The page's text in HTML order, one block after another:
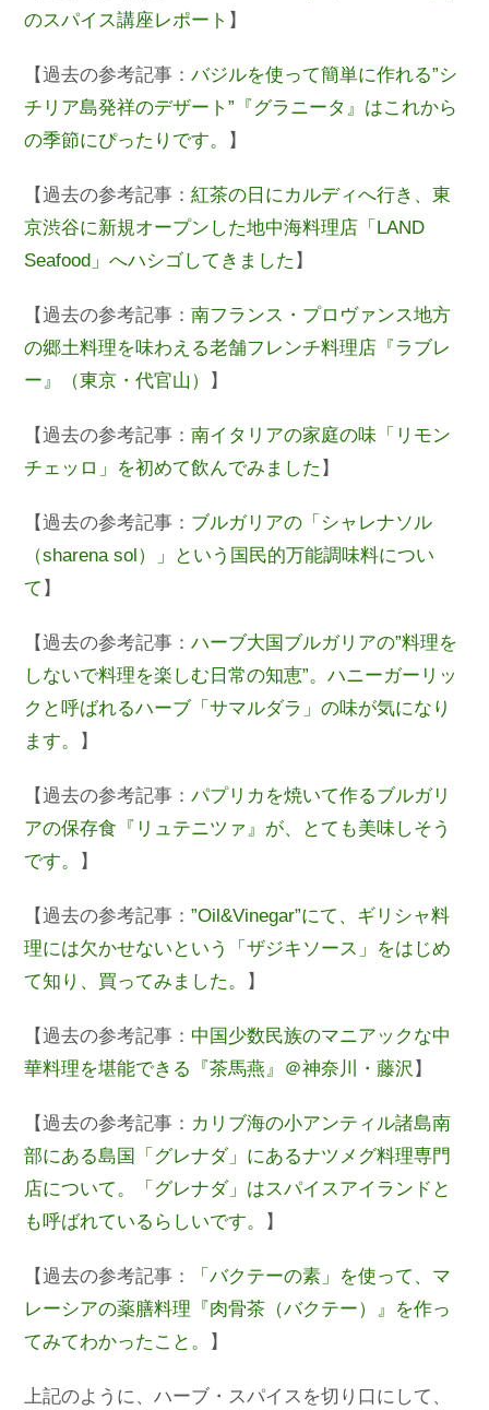
のスパイス講座レポート 】
【過去の参考記事：バジルを使って簡単に作れる”シ
チリア島発祥のデザート”『グラニータ』はこれから
の季節にぴったりです。
】
【過去の参考記事：紅茶の日にカルディへ行き、東
京渋谷に新規オープンした地中海料理店「LAND
Seafood」へハシゴしてきました 】
【過去の参考記事：南フランス・プロヴァンス地方
の郷土料理を味わえる老舗フレンチ料理店『ラブレ
ー』（東京・代官山）
】
【過去の参考記事：南イタリアの家庭の味「リモン
チェッロ」を初めて飲んでみました 】
【過去の参考記事： ブルガリアの「シャレナソル
（sharena sol）」という国民的万能調味料につい
て 】
【過去の参考記事：ハーブ大国ブルガリアの”料理を
しないで料理を楽しむ日常の知恵”。ハニーガーリッ
クと呼ばれるハーブ「サマルダラ」の味が気になり
ます。
】
【過去の参考記事：パプリカを焼いて作るブルガリ
アの保存食『リュテニツァ』が、とても美味しそう
です。
】
【過去の参考記事：”Oil&Vinegar”にて、ギリシャ料
理には欠かせないという「ザジキソース」をはじめ
て知り、買ってみました。
】
【過去の参考記事： 中国少数民族のマニアックな中
華料理を堪能できる『茶馬燕』＠神奈川・藤沢 】
【過去の参考記事： カリブ海の小アンティル諸島南
部にある島国「グレナダ」にあるナツメグ料理専門
店について。「グレナダ」はスパイスアイランドと
も呼ばれているらしいです。
】
【過去の参考記事：
「バクテーの素」を使って、マ
レーシアの薬膳料理『肉骨茶（バクテー）』を作っ
てみてわかったこと。
】
上記のように、ハーブ・スパイスを切り口にして、